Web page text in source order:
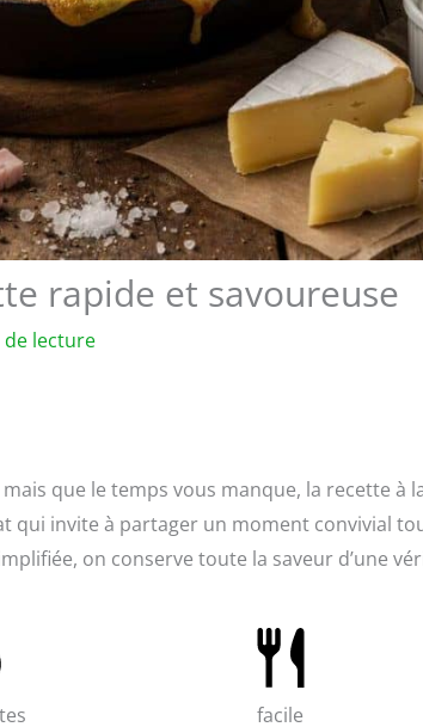
rapide et savoureuse
lecture
que le temps vous manque, la recette à
qui invite à partager un moment convivial
on conserve toute la saveur d’une
facile